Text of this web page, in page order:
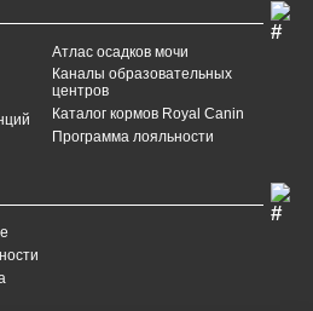
Атлас осадков мочи
Каналы образовательных
центров
Каталог кормов Royal Canin
Программа лояльности